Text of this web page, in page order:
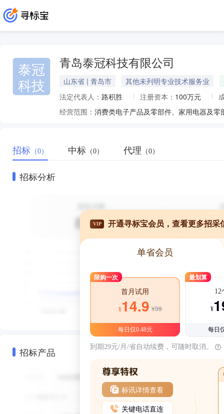
泰冠
科技
青岛泰冠科技有限公司
山东省 | 青岛市 其他未列明专业技术服务业
法定代表人： 路积胜 注册资本： 100万元
经营范围：
招标 （0） 中标 （0） 代理 （0）
招标分析
招标产品
VIP 开通寻标宝会员，查看更多招采
单省会员
限购一次
首月试用
¥14.9 ¥39
每日仅0.48元
最划算
12
¥
每日
到期29元/月/省自动续费，可随时取消。
标讯详情查看
关键电话直连